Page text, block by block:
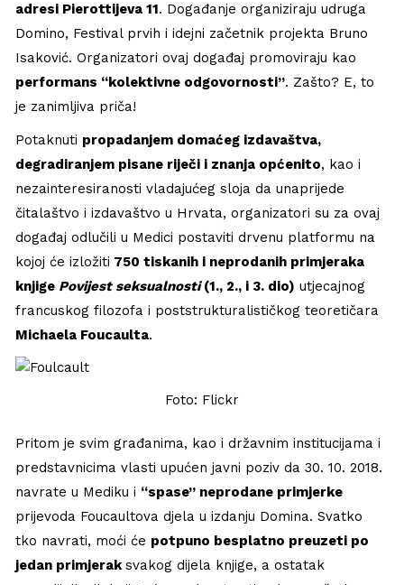
adresi Pierottijeva 11. Događanje organiziraju udruga
Domino, Festival prvih i idejni začetnik projekta Bruno
Isaković. Organizatori ovaj događaj promoviraju kao
performans “kolektivne odgovornosti”. Zašto? E, to
je zanimljiva priča!
Potaknuti propadanjem domaćeg izdavaštva,
degradiranjem pisane riječi i znanja općenito, kao i
nezainteresiranosti vladajućeg sloja da unaprijede
čitalaštvo i izdavaštvo u Hrvata, organizatori su za ovaj
događaj odlučili u Medici postaviti drvenu platformu na
kojoj će izložiti 750 tiskanih i neprodanih primjeraka
knjige Povijest seksualnosti(1., 2., i 3. dio) utjecajnog
francuskog filozofa i poststrukturalističkog teoretičara
Michaela Foucaulta.
Foto: Flickr
Pritom je svim građanima, kao i državnim institucijama i
predstavnicima vlasti upućen javni poziv da 30. 10. 2018.
navrate u Mediku i “spase” neprodane primjerke
prijevoda Foucaultova djela u izdanju Domina. Svatko
tko navrati, moći će potpuno besplatno preuzeti po
jedan primjeraksvakog dijela knjige, a ostatak